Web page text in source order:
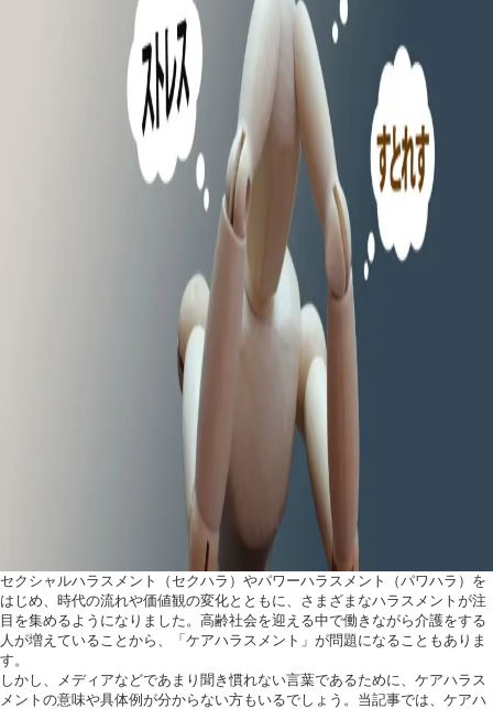
セクシャルハラスメント（セクハラ）やパワーハラスメント（パワハラ）を
はじめ、時代の流れや価値観の変化とともに、さまざまなハラスメントが注
目を集めるようになりました。高齢社会を迎える中で働きながら介護をする
人が増えていることから、「ケアハラスメント」が問題になることもありま
す。
しかし、メディアなどであまり聞き慣れない言葉であるために、ケアハラス
メントの意味や具体例が分からない方もいるでしょう。当記事では、ケアハ